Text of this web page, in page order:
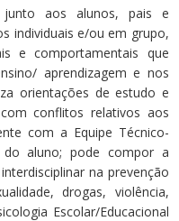
aos alunos, pais e
individuais e/ou em grupo,
e comportamentais que
aprendizagem e nos
orientações de estudo e
conflitos relativos aos
com a Equipe Técnico-
do aluno; pode compor a
na prevenção
drogas, violência,
Escolar/Educacional